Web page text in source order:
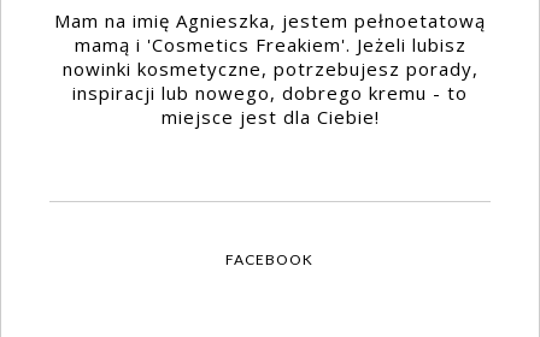
Mam na imię Agnieszka, jestem pełnoetatową
mamą i 'Cosmetics Freakiem'. Jeżeli lubisz
nowinki kosmetyczne, potrzebujesz porady,
inspiracji lub nowego, dobrego kremu - to
miejsce jest dla Ciebie!
FACEBOOK